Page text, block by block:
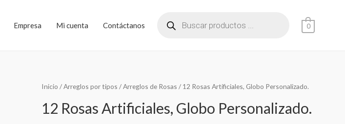
Empresa Mi cuenta Contáctanos 0
Inicio /Arreglos por tipos /Arreglos de Rosas / 12 Rosas Artificiales, Globo Personalizado.
12 Rosas Artificiales, Globo Personalizado.